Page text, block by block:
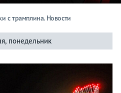
с трамплина. Новости
понедельник